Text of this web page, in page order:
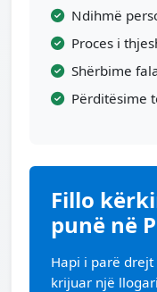
Ndihmë
Proces i
Shërbime
Përditësime
Fillo
punë në
Hapi i parë
krijuar një